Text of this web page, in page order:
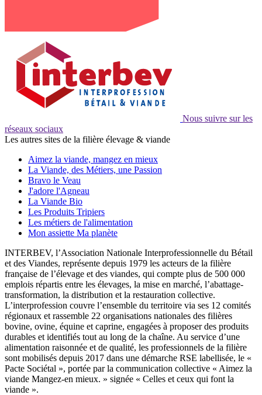
Nous suivre sur les
réseaux sociaux
Les autres sites de la filière élevage & viande
Aimez la viande, mangez en mieux
La Viande, des Métiers, une Passion
Bravo le Veau
J'adore l'Agneau
La Viande Bio
Les Produits Tripiers
Les métiers de l'alimentation
Mon assiette Ma planète
INTERBEV, l’Association Nationale Interprofessionnelle du Bétail
et des Viandes, représente depuis 1979 les acteurs de la filière
française de l’élevage et des viandes, qui compte plus de 500 000
emplois répartis entre les élevages, la mise en marché, l’abattage-
transformation, la distribution et la restauration collective.
L’interprofession couvre l’ensemble du territoire via ses 12 comités
régionaux et rassemble 22 organisations nationales des filières
bovine, ovine, équine et caprine, engagées à proposer des produits
durables et identifiés tout au long de la chaîne. Au service d’une
alimentation raisonnée et de qualité, les professionnels de la filière
sont mobilisés depuis 2017 dans une démarche RSE labellisée, le «
Pacte Sociétal », portée par la communication collective « Aimez la
viande Mangez-en mieux. » signée « Celles et ceux qui font la
viande ».